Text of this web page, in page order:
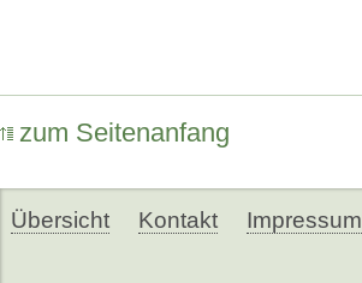
zum Seitenanfang
Übersicht Kontakt Impressum